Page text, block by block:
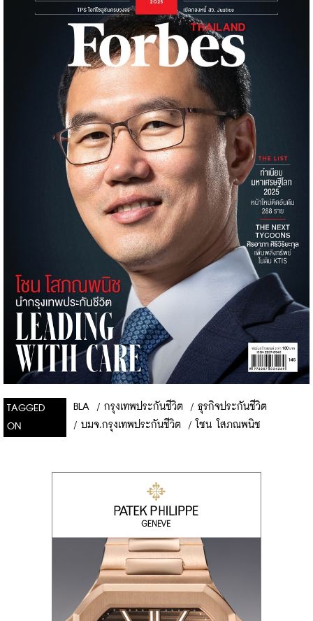
TAGGED
ON
BLA / กรุงเทพประกันชีวิต / ธุรกิจประกันชีวิต
/ บมจ.กรุงเทพประกันชีวิต / โชน โสภณพนิช